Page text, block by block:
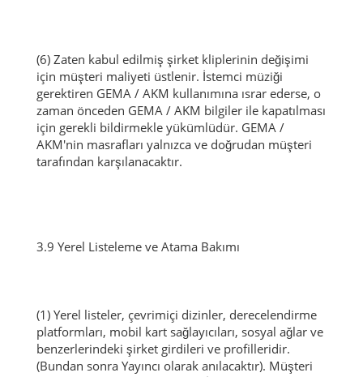
(6) Zaten kabul edilmiş şirket kliplerinin değişimi
için müşteri maliyeti üstlenir. İstemci müziği
gerektiren GEMA / AKM kullanımına ısrar ederse, o
zaman önceden GEMA / AKM bilgiler ile kapatılması
için gerekli bildirmekle yükümlüdür. GEMA /
AKM'nin masrafları yalnızca ve doğrudan müşteri
tarafından karşılanacaktır.
3.9 Yerel Listeleme ve Atama Bakımı
(1) Yerel listeler, çevrimiçi dizinler, derecelendirme
platformları, mobil kart sağlayıcıları, sosyal ağlar ve
benzerlerindeki şirket girdileri ve profilleridir.
(Bundan sonra Yayıncı olarak anılacaktır). Müşteri